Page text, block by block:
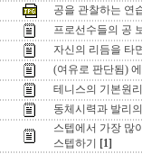
공을 관찰하는 연
프로선수들의 공
자신의 리듬을 타
(여유로 판단됨)
테니스의 기본원
동체시력과 발리
스텝에서 가장 많
스텝하기
[1]